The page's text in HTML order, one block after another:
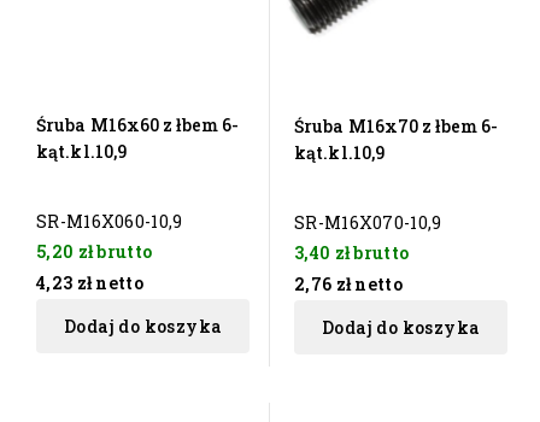
Śruba M16x60 z łbem 6-
kąt.kl.10,9
SR-M16X060-10,9
5,20 złbrutto
4,23 zł netto
Dodaj do koszyka
Śruba M16x70 z łbem 6-
kąt.kl.10,9
SR-M16X070-10,9
3,40 złbrutto
2,76 zł netto
Dodaj do koszyka